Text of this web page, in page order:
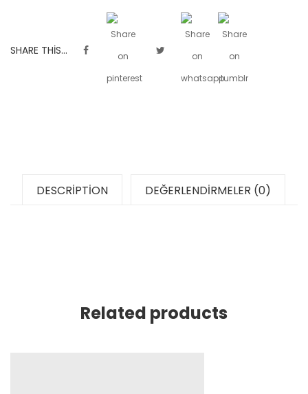
SHARE THIS...
DESCRIPTION DEĞERLENDIRMELER (0)
Related products